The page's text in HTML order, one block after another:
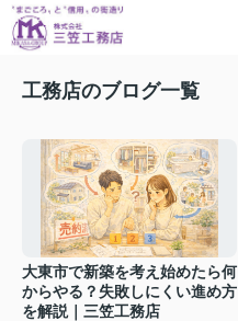
工務店のブログ一覧
大東市で新築を考え始めたら何
からやる？失敗しにくい進め方
を解説｜三笠工務店